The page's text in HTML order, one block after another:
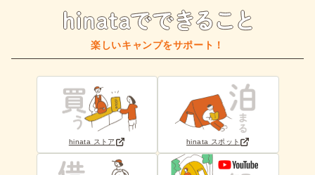
楽しいキャンプをサポート！
hinata ストア hinata スポット